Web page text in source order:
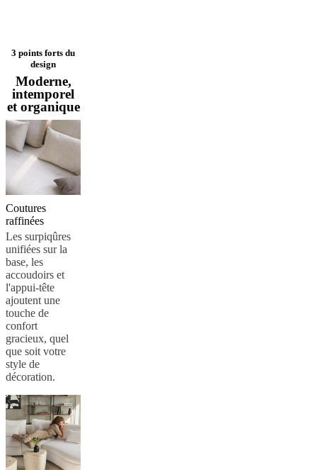
et
cuirMobiliers
d'exposition
mangerChambres
extérieursPetits
espacesBureauxBoConcept
Helena
Christensen
ContactDélai
de
des
meublesInstructions
d’assemblageGarantie
de
Décoration
d'IntérieurCommandez
des
échantillons
gratuits Trouver
un
magasinÀ
propos
de
BoConcept
l’entrepriseL’histoire
presseSavoir-
faire
et
qualitéRencontre
3 points forts du
design
Moderne,
intemporel
et organique
Coutures
raffinées
Les surpiqûres
unifiées sur la
base, les
accoudoirs et
l'appui-tête
ajoutent une
touche de
confort
gracieux, quel
que soit votre
style de
décoration.